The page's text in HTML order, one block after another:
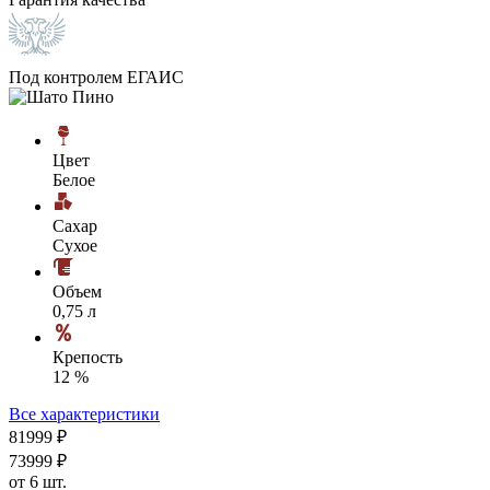
Под контролем ЕГАИС
Цвет
Белое
Сахар
Сухое
Объем
0,75 л
Крепость
12 %
Все характеристики
81999 ₽
73999 ₽
от 6 шт.